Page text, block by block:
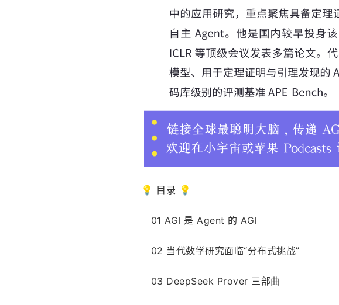
💡 目录 💡
   01 AGI 是 Agent 的 AGI
   02 当代数学研究面临“分布式挑战”
   03 DeepSeek Prover 三部曲